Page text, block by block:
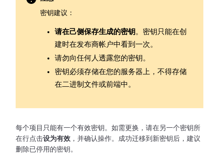
密钥建议：
请在己侧保存生成的密钥 。密钥只能在创
建时在发布商帐户中看到一次。
请勿向任何人透露您的密钥。
密钥必须存储在您的服务器上，不得存储
在二进制文件或前端中。
每个项目只能有一个有效密钥。如需更换，请在另一个密钥所
在行点击设为有效 ，并确认操作。成功迁移到新密钥后，建议
删除已停用的密钥。